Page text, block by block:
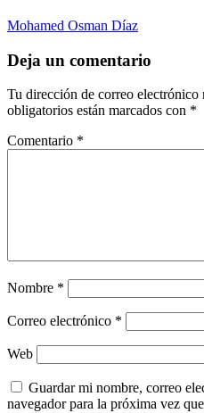
Mohamed Osman Díaz
Deja un comentario
Tu dirección de correo electrónico
obligatorios están marcados con *
Comentario *
Nombre *
Correo electrónico *
Web
Guardar mi nombre, correo
navegador para la próxima vez